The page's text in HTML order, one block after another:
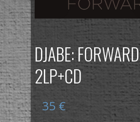
DJABE: FORWARD
2LP+CD
35 €